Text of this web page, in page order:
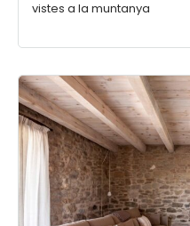
vistes a la muntanya